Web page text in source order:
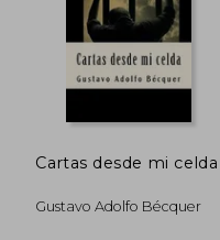
Cartas desde mi celda
Gustavo Adolfo Bécquer